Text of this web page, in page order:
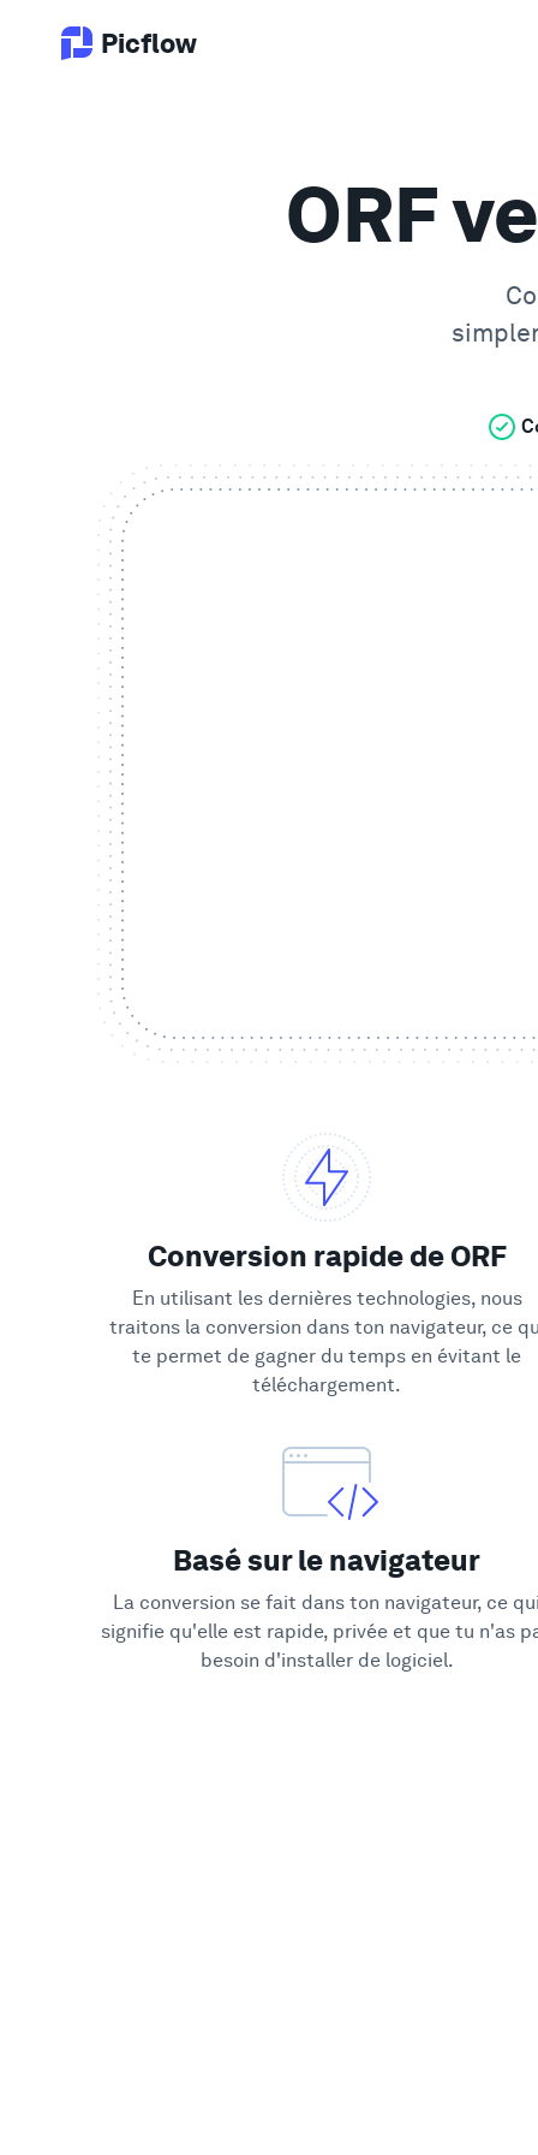
Picflow
ORF
Conversion rapide de ORF
En utilisant les dernières technologies, nous
traitons la conversion dans ton navigateur, ce
te permet de gagner du temps en évitant le
téléchargement.
Basé sur le navigateur
La conversion se fait dans ton navigateur, ce
signifie qu'elle est rapide, privée et que tu n'as
besoin d'installer de logiciel.